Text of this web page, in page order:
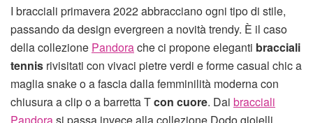
I bracciali primavera 2022 abbracciano ogni tipo di stile,
passando da design evergreen a novità trendy. È il caso
della collezione Pandorache ci propone eleganti bracciali
tennis rivisitati con vivaci pietre verdi e forme casual chic a
maglia snake o a fascia dalla femminilità moderna con
chiusura a clip o a barretta Tcon cuore. Dai bracciali